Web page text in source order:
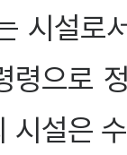
시설로
령으로
설은